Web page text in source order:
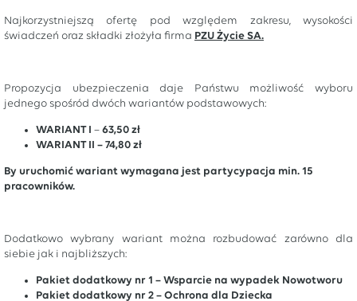
Najkorzystniejszą ofertę pod względem zakresu, wysokości
świadczeń oraz składki złożyła firma PZU Życie SA.
Propozycja ubezpieczenia daje Państwu możliwość wyboru
jednego spośród dwóch wariantów podstawowych:
WARIANT I – 63,50 zł
WARIANT II – 74,80 zł
By uruchomić wariant wymagana jest partycypacja min. 15
pracowników.
Dodatkowo wybrany wariant można rozbudować zarówno dla
siebie jak i najbliższych:
Pakiet dodatkowy nr 1 – Wsparcie na wypadek Nowotworu
Pakiet dodatkowy nr 2 – Ochrona dla Dziecka